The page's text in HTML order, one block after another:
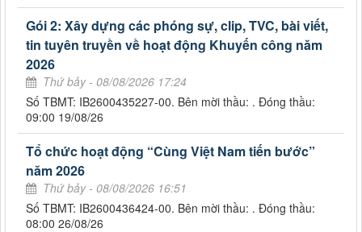
Gói 2: Xây dựng các phóng sự, clip, TVC, bài viết,
tin tuyên truyền về hoạt động Khuyến công năm
2026
Thứ bảy - 08/08/2026 17:24
Số TBMT: IB2600435227-00. Bên mời thầu: . Đóng thầu:
09:00 19/08/26
Tổ chức hoạt động “Cùng Việt Nam tiến bước”
năm 2026
Thứ bảy - 08/08/2026 16:51
Số TBMT: IB2600436424-00. Bên mời thầu: . Đóng thầu:
08:00 26/08/26